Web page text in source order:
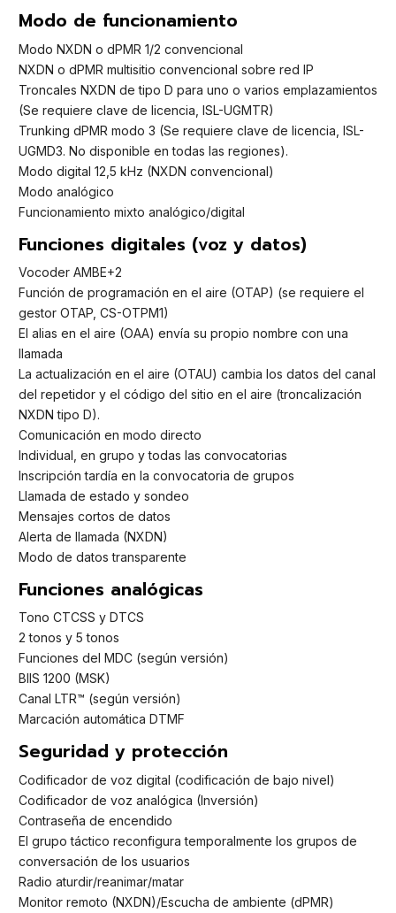
Modo de funcionamiento
Modo NXDN o dPMR 1/2 convencional
NXDN o dPMR multisitio convencional sobre red IP
Troncales NXDN de tipo D para uno o varios emplazamientos
(Se requiere clave de licencia, ISL-UGMTR)
Trunking dPMR modo 3 (Se requiere clave de licencia, ISL-
UGMD3. No disponible en todas las regiones).
Modo digital 12,5 kHz (NXDN convencional)
Modo analógico
Funcionamiento mixto analógico/digital
Funciones digitales (voz y datos)
Vocoder AMBE+2
Función de programación en el aire (OTAP) (se requiere el
gestor OTAP, CS-OTPM1)
El alias en el aire (OAA) envía su propio nombre con una
llamada
La actualización en el aire (OTAU) cambia los datos del canal
del repetidor y el código del sitio en el aire (troncalización
NXDN tipo D).
Comunicación en modo directo
Individual, en grupo y todas las convocatorias
Inscripción tardía en la convocatoria de grupos
Llamada de estado y sondeo
Mensajes cortos de datos
Alerta de llamada (NXDN)
Modo de datos transparente
Funciones analógicas
Tono CTCSS y DTCS
2 tonos y 5 tonos
Funciones del MDC (según versión)
BIIS 1200 (MSK)
Canal LTR™ (según versión)
Marcación automática DTMF
Seguridad y protección
Codificador de voz digital (codificación de bajo nivel)
Codificador de voz analógica (Inversión)
Contraseña de encendido
El grupo táctico reconfigura temporalmente los grupos de
conversación de los usuarios
Radio aturdir/reanimar/matar
Monitor remoto (NXDN)/Escucha de ambiente (dPMR)